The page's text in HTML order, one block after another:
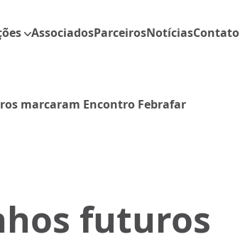
AssociadosParceirosNotíciasContato
marcaram Encontro Febrafar
futuros